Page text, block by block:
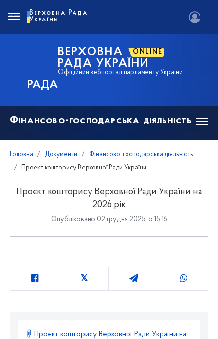
РАДА
ВЕРХОВНА ONLINE
РАДА УКРАЇНИ
Офіційний вебпортал парламенту України
Верховна Рада
України
Фінансово-господарська діяльність
Головна Документи
Фінансово-господарська діяльність
Проект кошторису Верховної Ради України
Проєкт кошторису Верховної Ради України на
2026 рік
Опубліковано 02 грудня 2025, о 15:16
Проєкт кошторису Верховної Ради України на